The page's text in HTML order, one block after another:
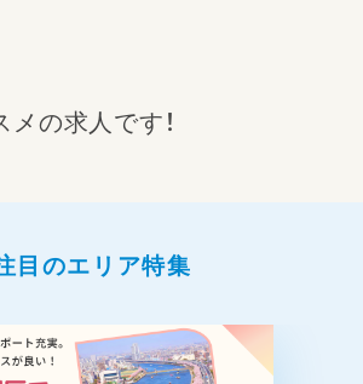
の求人です！
目のエリア特集